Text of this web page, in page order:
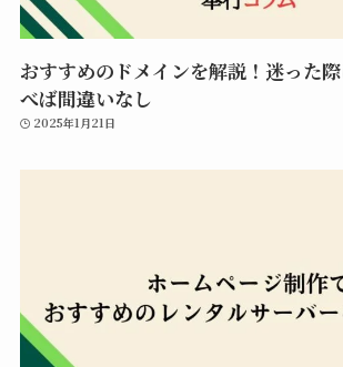
おすすめのドメインを解説！迷った
べば間違いなし
2025年1月21日